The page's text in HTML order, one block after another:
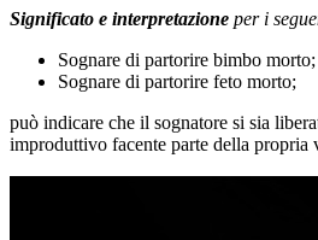
Significato e interpretazione per i
Sognare di partorire bimbo morto;
Sognare di partorire feto morto;
può indicare che il sognatore si sia
improduttivo facente parte della propria